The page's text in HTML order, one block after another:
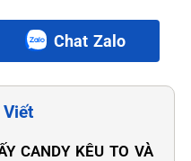
Chat Zalo
CANDY KÊU TO VÀ